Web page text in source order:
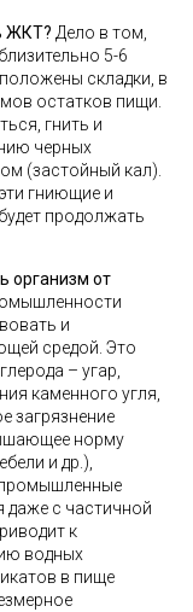
ЖКТ? Дело в том,
5-6
складки, в
остатков пищи.
гнить и
черных
(застойный кал).
гниющие и
продолжать
организм от
и
средой. Это
– угар,
каменного угля,
загрязнение
норму
и др.),
промышленные
даже с частичной
к
водных
в пище